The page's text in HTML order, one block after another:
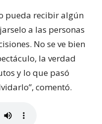
pueda recibir algún
a las personas
No se ve bien
la verdad
y lo que pasó
comentó.